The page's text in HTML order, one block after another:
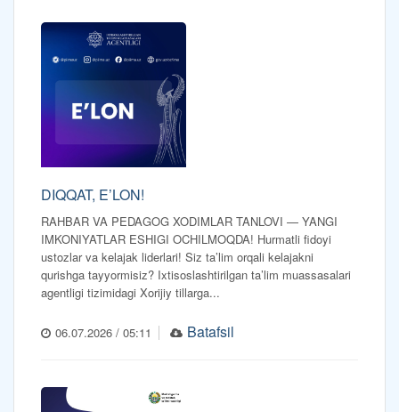
DIQQAT, E’LON!
RAHBAR VA PEDAGOG XODIMLAR TANLOVI — YANGI
IMKONIYATLAR ESHIGI OCHILMOQDA! Hurmatli fidoyi
ustozlar va kelajak liderlari! Siz ta’lim orqali kelajakni
qurishga tayyormisiz? Ixtisoslashtirilgan ta’lim muassasalari
agentligi tizimidagi Xorijiy tillarga...
06.07.2026 / 05:11 Batafsil